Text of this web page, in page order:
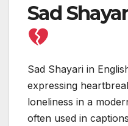
Sad
Sad Shayari in
expressing
loneliness in a
often used in